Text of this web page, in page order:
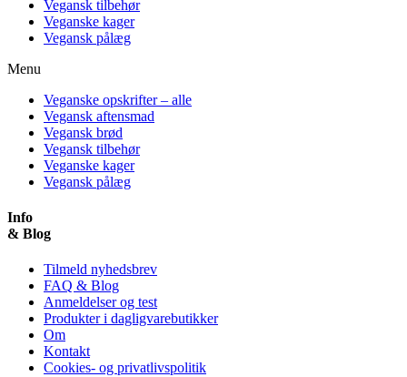
Vegansk tilbehør
Veganske kager
Vegansk pålæg
Menu
Veganske opskrifter – alle
Vegansk aftensmad
Vegansk brød
Vegansk tilbehør
Veganske kager
Vegansk pålæg
Info
& Blog
Tilmeld nyhedsbrev
FAQ & Blog
Anmeldelser og test
Produkter i dagligvarebutikker
Om
Kontakt
Cookies- og privatlivspolitik